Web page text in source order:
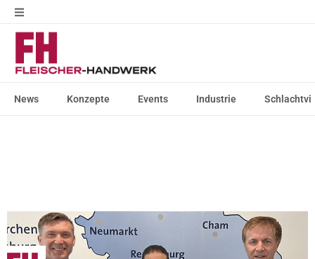
News Konzepte Events Industrie